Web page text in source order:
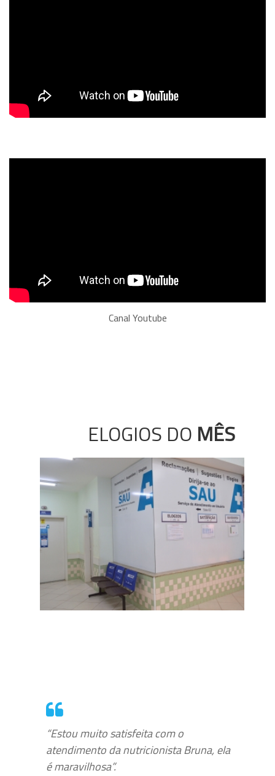
Canal Youtube
ELOGIOS DO MÊS
“Estou muito satisfeita com o
atendimento da nutricionista Bruna, ela
é maravilhosa”.